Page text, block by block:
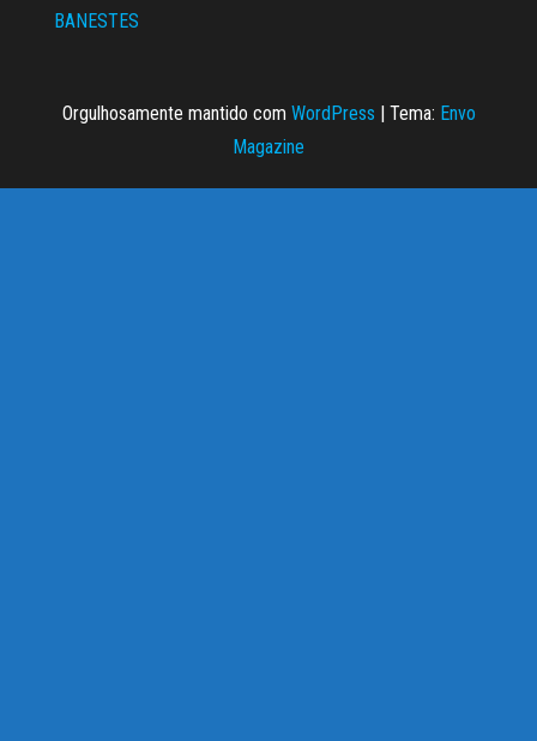
BANESTES
Orgulhosamente mantido com WordPress Tema: Envo
Magazine